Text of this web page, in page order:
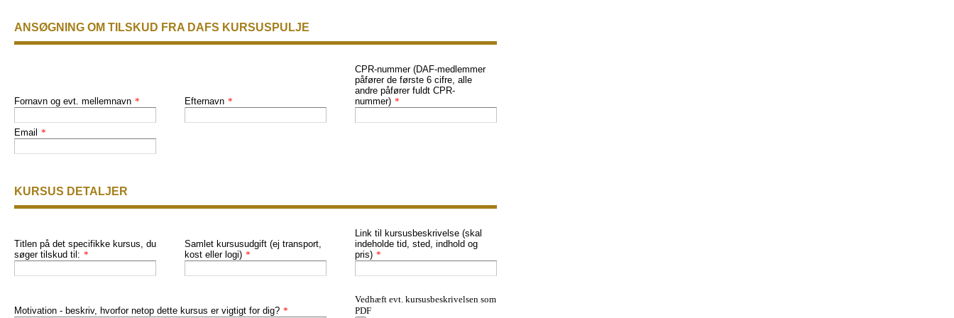
ANSØGNING OM TILSKUD FRA DAFS KURSUSPULJE
Fornavn og evt. mellemnavn * Efternavn *
CPR-nummer (DAF-medlemmer
påfører de første 6 cifre, alle
andre påfører fuldt CPR-
nummer) *
Email *
KURSUS DETALJER
Titlen på det specifikke kursus, du
søger tilskud til: *
Samlet kursusudgift (ej transport,
kost eller logi) *
Link til kursusbeskrivelse (skal
indeholde tid, sted, indhold og
pris) *
Motivation - beskriv, hvorfor netop dette kursus er vigtigt for dig? *
Vedhæft evt. kursusbeskrivelsen som
PDF